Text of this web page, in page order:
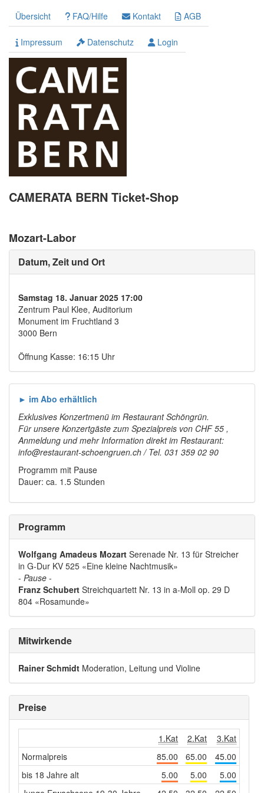
Übersicht FAQ/Hilfe Kontakt AGB
Impressum Datenschutz Login
CAMERATA BERN Ticket-Shop
Mozart-Labor
Datum, Zeit und Ort
Samstag 18. Januar 2025 17:00
Zentrum Paul Klee, Auditorium
Monument im Fruchtland 3
3000 Bern
Öffnung Kasse: 16:15 Uhr
► im Abo erhältlich
Exklusives Konzertmenü im Restaurant Schöngrün.
Für unsere Konzertgäste zum Spezialpreis von CHF 55 ,
Anmeldung und mehr Information direkt im Restaurant:
info@restaurant-schoengruen.ch / Tel. 031 359 02 90
Programm mit Pause
Dauer: ca. 1.5 Stunden
Programm
Wolfgang Amadeus Mozart Serenade Nr. 13 für Streicher
in G-Dur KV 525 «Eine kleine Nachtmusik»
- Pause -
Franz Schubert Streichquartett Nr. 13 in a-Moll op. 29 D
804 «Rosamunde»
Mitwirkende
Rainer Schmidt Moderation, Leitung und Violine
Preise
1.Kat 2.Kat
3.Kat
Normalpreis
85.00 65.00
45.00
bis 18 Jahre alt
5.00 5.00
5.00